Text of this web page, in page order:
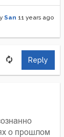
San 11 years ago
Reply
о прошлом